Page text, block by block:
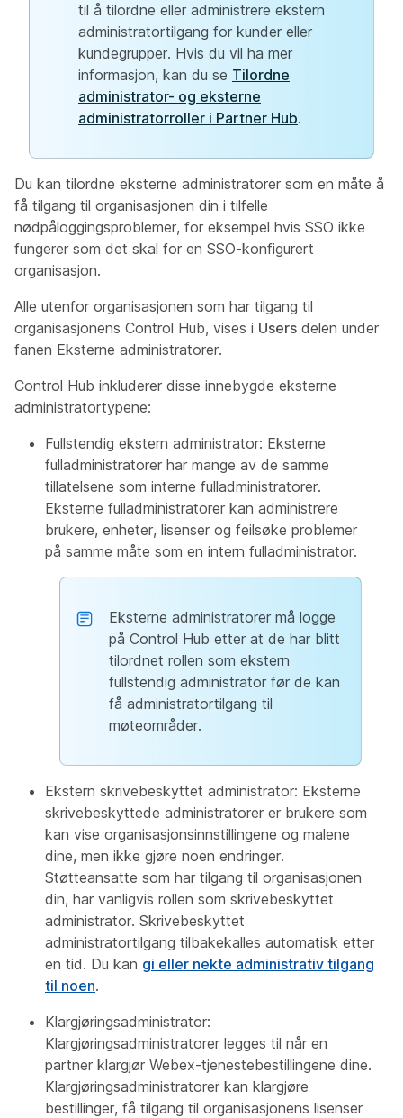
til å tilordne eller administrere ekstern
administratortilgang for kunder eller
kundegrupper. Hvis du vil ha mer
informasjon, kan du se Tilordne
administrator- og eksterne
administratorroller i Partner Hub.
Du kan tilordne eksterne administratorer som en måte å
få tilgang til organisasjonen din i tilfelle
nødpåloggingsproblemer, for eksempel hvis SSO ikke
fungerer som det skal for en SSO-konfigurert
organisasjon.
Alle utenfor organisasjonen som har tilgang til
organisasjonens Control Hub, vises i Users delen under
fanen Eksterne administratorer.
Control Hub inkluderer disse innebygde eksterne
administratortypene:
Fullstendig ekstern administrator: Eksterne
fulladministratorer har mange av de samme
tillatelsene som interne fulladministratorer.
Eksterne fulladministratorer kan administrere
brukere, enheter, lisenser og feilsøke problemer
på samme måte som en intern fulladministrator.
Eksterne administratorer må logge
på Control Hub etter at de har blitt
tilordnet rollen som ekstern
fullstendig administrator før de kan
få administratortilgang til
møteområder.
Ekstern skrivebeskyttet administrator: Eksterne
skrivebeskyttede administratorer er brukere som
kan vise organisasjonsinnstillingene og malene
dine, men ikke gjøre noen endringer.
Støtteansatte som har tilgang til organisasjonen
din, har vanligvis rollen som skrivebeskyttet
administrator. Skrivebeskyttet
administratortilgang tilbakekalles automatisk etter
en tid. Du kan gi eller nekte administrativ tilgang
til noen.
Klargjøringsadministrator:
Klargjøringsadministratorer legges til når en
partner klargjør Webex-tjenestebestillingene dine.
Klargjøringsadministratorer kan klargjøre
bestillinger, få tilgang til organisasjonens lisenser